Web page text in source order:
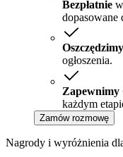
Bezpłatnie
dopasowane
ogłoszenia.
Zapewnimy
każdym
Zamów rozmowę
Nagrody i wyróżnienia